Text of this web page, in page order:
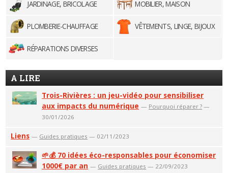
JARDINAGE, BRICOLAGE
MOBILIER, MAISON
PLOMBERIE-CHAUFFAGE VÊTEMENTS, LINGE, BIJOUX
RÉPARATIONS DIVERSES
A LIRE
Trois-Rivières : un jeu-vidéo pour sensibiliser
aux impacts du numérique — Pourquoi réparer ? —
30/01/2026
Liens — Guides pratiques — 02/11/2023
🌱💰 70 idées éco-responsables pour économiser
1000€ par an — Guides pratiques — 22/09/2023